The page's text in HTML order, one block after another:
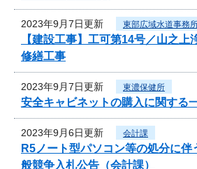
2023年9月7日更新 東部広域水道事務
【建設工事】工可第14号／山之上
修繕工事
2023年9月7日更新 東濃保健所
安全キャビネットの購入に関する
2023年9月6日更新 会計課
R5ノート型パソコン等の処分に伴
般競争入札公告（会計課）